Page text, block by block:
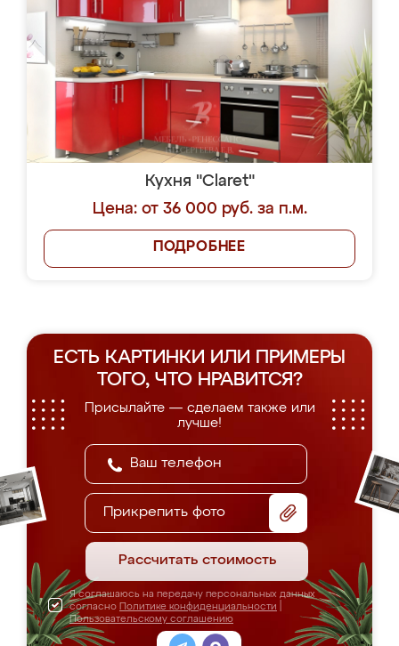
Кухня "Claret"
Цена: от 36 000 руб. за п.м.
ПОДРОБНЕЕ
ЕСТЬ КАРТИНКИ ИЛИ ПРИМЕРЫ
ТОГО, ЧТО НРАВИТСЯ?
Присылайте — сделаем также или
лучше!
Прикрепить фото
Рассчитать стоимость
Я соглашаюсь на передачу персональных данных
согласно Политике конфиденциальности
Пользовательскому соглашению